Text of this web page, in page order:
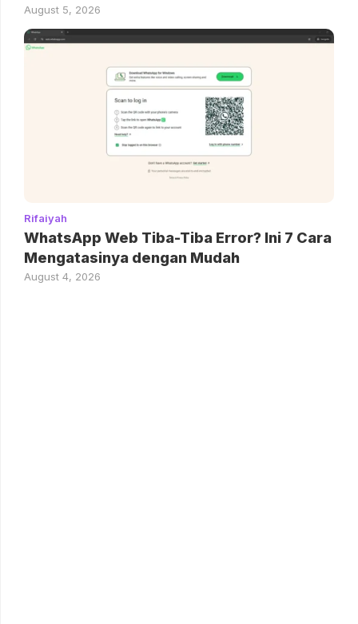
August 5, 2026
Rifaiyah
WhatsApp Web Tiba-Tiba Error? Ini 7 Cara
Mengatasinya dengan Mudah
August 4, 2026